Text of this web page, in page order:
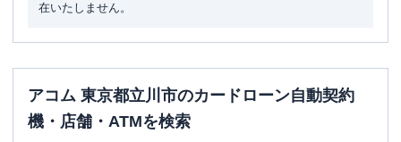
在いたしません。
アコム 東京都立川市のカードローン自動契約
機・店舗・ATMを検索